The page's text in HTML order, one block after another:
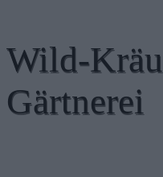
Wild-
Gärtnerei